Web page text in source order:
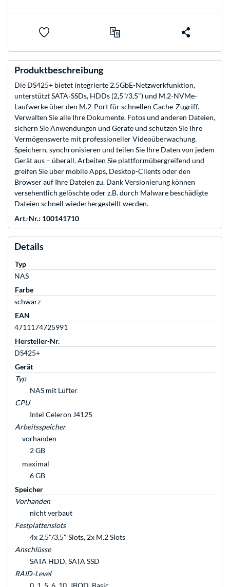
Produktbeschreibung
Die DS425+ bietet integrierte 2.5GbE-Netzwerkfunktion,
unterstützt SATA-SSDs, HDDs (2,5"/3,5") und M.2-NVMe-
Laufwerke über den M.2-Port für schnellen Cache-Zugriff.
Verwalten Sie alle Ihre Dokumente, Fotos und anderen Dateien,
sichern Sie Anwendungen und Geräte und schützen Sie Ihre
Vermögenswerte mit professioneller Videoüberwachung.
Speichern, synchronisieren und teilen Sie Ihre Daten von jedem
Gerät aus – überall. Arbeiten Sie plattformübergreifend und
greifen Sie über mobile Apps, Desktop-Clients oder den
Browser auf Ihre Dateien zu. Dank Versionierung können
versehentlich gelöschte oder z.B. durch Malware beschädigte
Dateien schnell wiederhergestellt werden.
Art.-Nr.: 100141710
Details
Typ
NAS
Farbe
schwarz
EAN
4711174725991
Hersteller-Nr.
DS425+
Gerät
Typ
NAS mit Lüfter
CPU
Intel Celeron J4125
Arbeitsspeicher
vorhanden
2 GB
maximal
6 GB
Speicher
Vorhanden
nicht verbaut
Festplattenslots
4x 2,5"/3,5" Slots, 2x M.2 Slots
Anschlüsse
SATA HDD, SATA SSD
RAID-Level
0, 1, 5, 6, 10, JBOD, Basic